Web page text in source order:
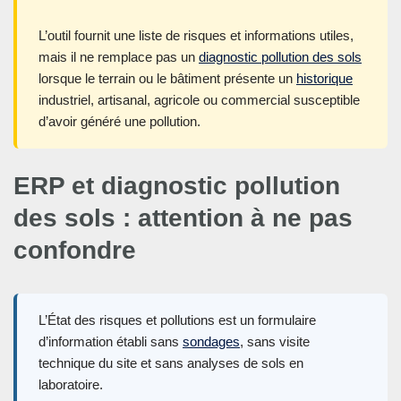
L’outil fournit une liste de risques et informations utiles,
mais il ne remplace pas un diagnostic pollution des sols
lorsque le terrain ou le bâtiment présente un historique
industriel, artisanal, agricole ou commercial susceptible
d’avoir généré une pollution.
ERP et diagnostic pollution
des sols : attention à ne pas
confondre
L’État des risques et pollutions est un formulaire
d’information établi sans sondages, sans visite
technique du site et sans analyses de sols en
laboratoire.